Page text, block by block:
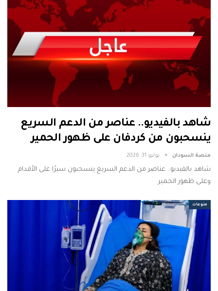
شاهد بالفيديو.. عناصر من الدعم السريع
ينسحبون من كردفان على ظهور الحمير
منصة السودان يوليو 31, 2026
شاهد بالفيديو.. عناصر من الدعم السريع ينسحبون سيرًا على الأقدام
وعلى ظهور الحمير
منوعات